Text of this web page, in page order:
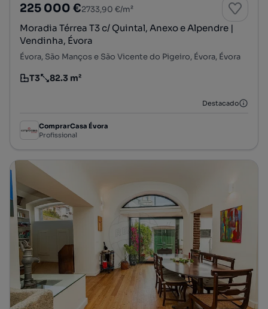
225 000 €2733,90 €/m²
Moradia Térrea T3 c/ Quintal, Anexo e Alpendre |
Vendinha, Évora
Évora, São Manços e São Vicente do Pigeiro, Évora, Évora
Tipologia
T3
Preço por metro quadrado
82.3 m²
Destacado
ComprarCasa Évora
Profissional